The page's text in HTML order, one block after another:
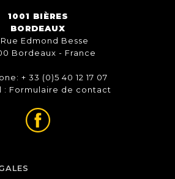
1001 BIÈRES
BORDEAUX
Edmond Besse
Bordeaux - France
+ 33 (0)5 40 12 17 07
: Formulaire de contact